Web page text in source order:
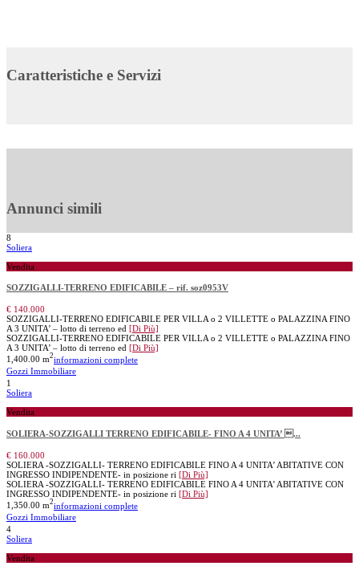
Caratteristiche e Servizi
Annunci simili
8
Soliera
Vendita
SOZZIGALLI-TERRENO EDIFICABILE – rif. soz0953V
€ 140.000
SOZZIGALLI-TERRENO EDIFICABILE PER VILLA o 2 VILLETTE o PALAZZINA FINO
A 3 UNITA’ – lotto di terreno ed [Di Più]
SOZZIGALLI-TERRENO EDIFICABILE PER VILLA o 2 VILLETTE o PALAZZINA FINO
A 3 UNITA’ – lotto di terreno ed [Di Più]
1,400.00 m2informazioni complete
Gozzi Immobiliare
1
Soliera
Vendita
SOLIERA-SOZZIGALLI TERRENO EDIFICABILE- FINO A 4 UNITA’ ...
€ 160.000
SOLIERA -SOZZIGALLI- TERRENO EDIFICABILE FINO A 4 UNITA’ ABITATIVE CON
INGRESSO INDIPENDENTE- in posizione ri [Di Più]
SOLIERA -SOZZIGALLI- TERRENO EDIFICABILE FINO A 4 UNITA’ ABITATIVE CON
INGRESSO INDIPENDENTE- in posizione ri [Di Più]
1,350.00 m2informazioni complete
Gozzi Immobiliare
4
Soliera
Vendita